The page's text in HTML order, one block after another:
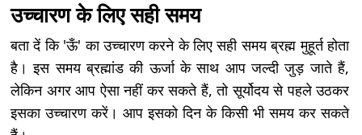
उच्चारण के लिए सही समय
बता दें कि 'ऊँ' का उच्चारण करने के लिए सही समय ब्रह्म मुहूर्त होता
है। इस समय ब्रह्मांड की ऊर्जा के साथ आप जल्दी जुड़ जाते हैं,
लेकिन अगर आप ऐसा नहीं कर सकते हैं, तो सूर्योदय से पहले उठकर
इसका उच्चारण करें। आप इसको दिन के किसी भी समय कर सकते